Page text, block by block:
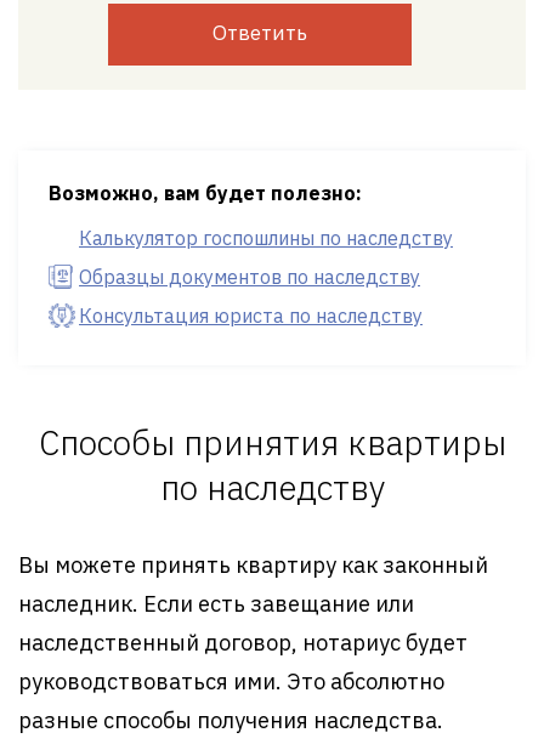
Ответить
Возможно, вам будет полезно:
Калькулятор госпошлины по наследству
Образцы документов по наследству
Консультация юриста по наследству
Способы принятия квартиры
по наследству
Вы можете принять квартиру как законный
наследник. Если есть завещание или
наследственный договор, нотариус будет
руководствоваться ими. Это абсолютно
разные способы получения наследства.